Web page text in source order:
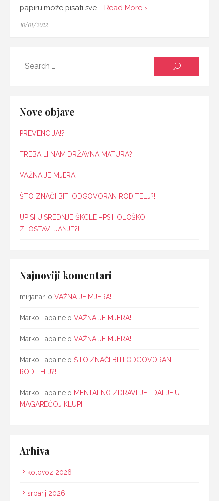
papiru može pisati sve … Read More ›
Posted
10/01/2022
SEARCH
Nove objave
PREVENCIJA!?
TREBA LI NAM DRŽAVNA MATURA?
VAŽNA JE MJERA!
ŠTO ZNAČI BITI ODGOVORAN RODITELJ?!
UPISI U SREDNJE ŠKOLE –PSIHOLOŠKO
ZLOSTAVLJANJE?!
Najnoviji komentari
mirjanan o VAŽNA JE MJERA!
Marko Lapaine o VAŽNA JE MJERA!
Marko Lapaine o VAŽNA JE MJERA!
Marko Lapaine o ŠTO ZNAČI BITI ODGOVORAN
RODITELJ?!
Marko Lapaine o MENTALNO ZDRAVLJE I DALJE U
MAGAREĆOJ KLUPI!
Arhiva
kolovoz 2026
srpanj 2026